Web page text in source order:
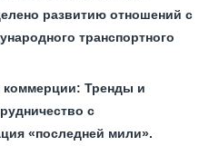
развитию отношений с
транспортного
коммерции: Тренды и
с
«последней мили».